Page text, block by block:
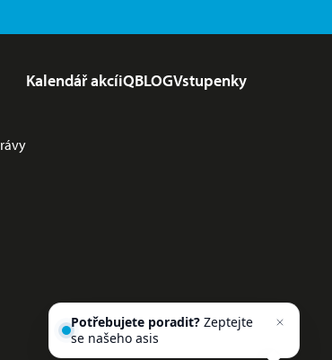
Kalendář akcíiQBLOGVstupenky
Potřebujete poradit?Zeptejte
se našeho asistenta